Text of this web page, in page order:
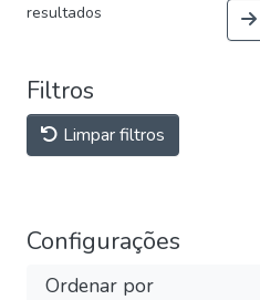
resultados
Filtros
Limpar filtros
Configurações
Ordenar por